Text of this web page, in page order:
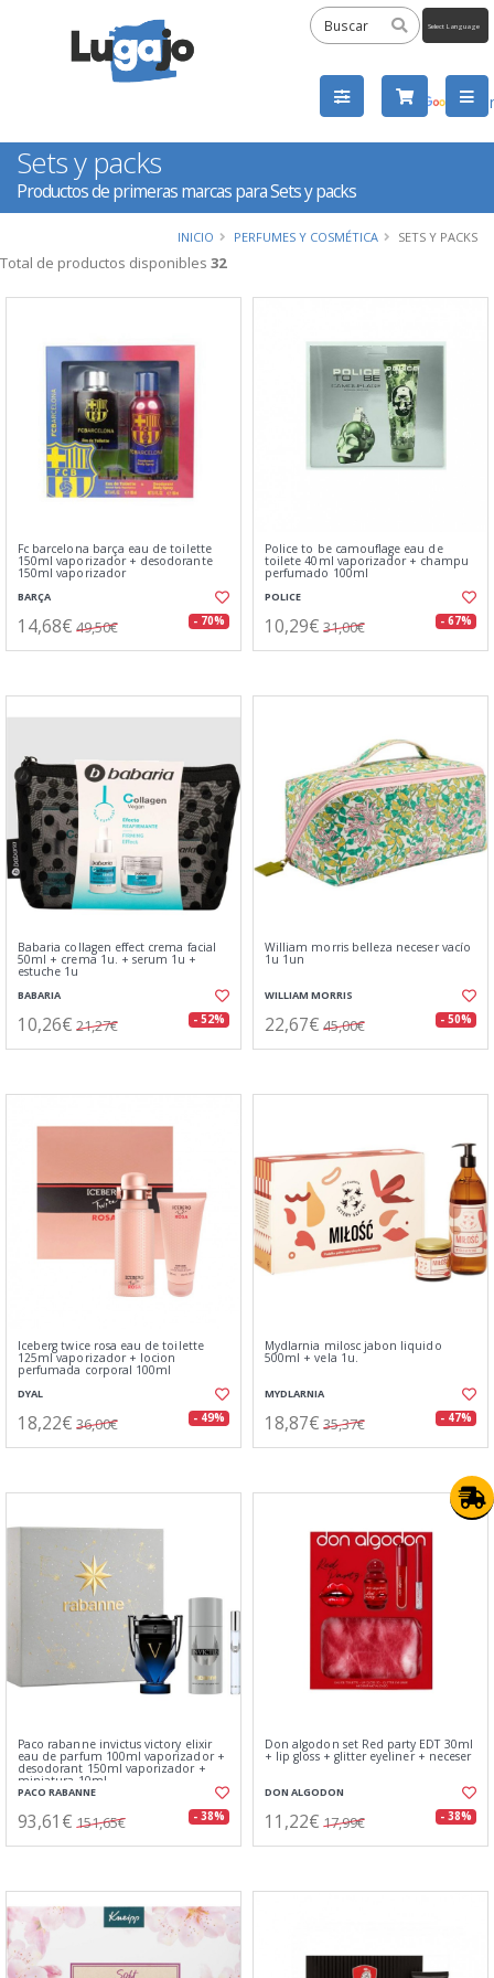
by
Sets y packs
Productos de primeras marcas para Sets y packs
INICIO PERFUMES Y COSMÉTICA SETS Y PACKS
Total de productos disponibles 32
Fc barcelona barça eau de toilette
150ml vaporizador + desodorante
150ml vaporizador
BARÇA
14,68€ 49,50€ - 70%
Police to be camouflage eau de
toilete 40ml vaporizador + champu
perfumado 100ml
POLICE
10,29€ 31,00€ - 67%
Babaria collagen effect crema facial
50ml + crema 1u. + serum 1u +
estuche 1u
BABARIA
10,26€ 21,27€ - 52%
William morris belleza neceser vacío
1u 1un
WILLIAM MORRIS
22,67€ 45,00€ - 50%
Iceberg twice rosa eau de toilette
125ml vaporizador + locion
perfumada corporal 100ml
DYAL
18,22€ 36,00€ - 49%
Mydlarnia milosc jabon liquido
500ml + vela 1u.
MYDLARNIA
18,87€ 35,37€ - 47%
Paco rabanne invictus victory elixir
eau de parfum 100ml vaporizador +
desodorant 150ml vaporizador +
miniatura 10ml
PACO RABANNE
93,61€ 151,65€ - 38%
Don algodon set Red party EDT 30ml
+ lip gloss + glitter eyeliner + neceser
DON ALGODON
11,22€ 17,99€ - 38%